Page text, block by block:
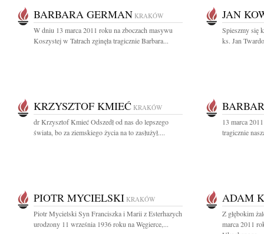
BARBARA GERMAN KRAKÓW
W dniu 13 marca 2011 roku na zboczach masywu
Koszystej w Tatrach zginęła tragicznie Barbara...
JAN
Spieszmy się
ks. Jan
KRZYSZTOF KMIEĆ KRAKÓW
dr Krzysztof Kmieć Odszedł od nas do lepszego
świata, bo za ziemskiego życia na to zasłużył....
13 marca
tragicznie
PIOTR MYCIELSKI KRAKÓW
Piotr Mycielski Syn Franciszka i Marii z Esterhazych
urodzony 11 września 1936 roku na Węgierce,...
ADAM
Z głębokim
marca 2011